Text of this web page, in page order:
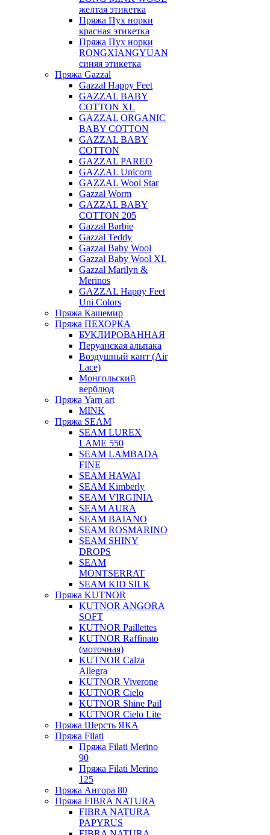
желтая этикетка
Пряжа Пух норки
красная этикетка
Пряжа Пух норки
RONGXIANGYUAN
синяя этикетка
Пряжа Gazzal
Gazzal Happy Feet
GAZZAL BABY
COTTON XL
GAZZAL ORGANIC
BABY COTTON
GAZZAL BABY
COTTON
GAZZAL PAREO
GAZZAL Unicorn
GAZZAL Wool Star
Gazzal Worm
GAZZAL BABY
COTTON 205
Gazzal Barbie
Gazzal Teddy
Gazzal Baby Wool
Gazzal Baby Wool XL
Gazzal Marilyn &
Merinos
GAZZAL Happy Feet
Uni Colors
Пряжа Кашемир
Пряжа ПЕХОРКА
БУКЛИРОВАННАЯ
Перуанская альпака
Воздушный кант (Air
Lace)
Монгольский
верблюд
Пряжа Yarn art
MINK
Пряжа SEAM
SEAM LUREX
LAME 550
SEAM LAMBADA
FINE
SEAM HAWAI
SEAM Kimberly
SEAM VIRGINIA
SEAM AURA
SEAM BAIANO
SEAM ROSMARINO
SEAM SHINY
DROPS
SEAM
MONTSERRAT
SEAM KID SILK
Пряжа KUTNOR
KUTNOR ANGORA
SOFT
KUTNOR Paillettes
KUTNOR Raffinato
(моточная)
KUTNOR Calza
Allegra
KUTNOR Viverone
KUTNOR Cielo
KUTNOR Shine Pail
KUTNOR Cielo Lite
Пряжа Шерсть ЯКА
Пряжа Filati
Пряжа Filati Merino
90
Пряжа Filati Merino
125
Пряжа Ангора 80
Пряжа FIBRA NATURA
FIBRA NATURA
PAPYRUS